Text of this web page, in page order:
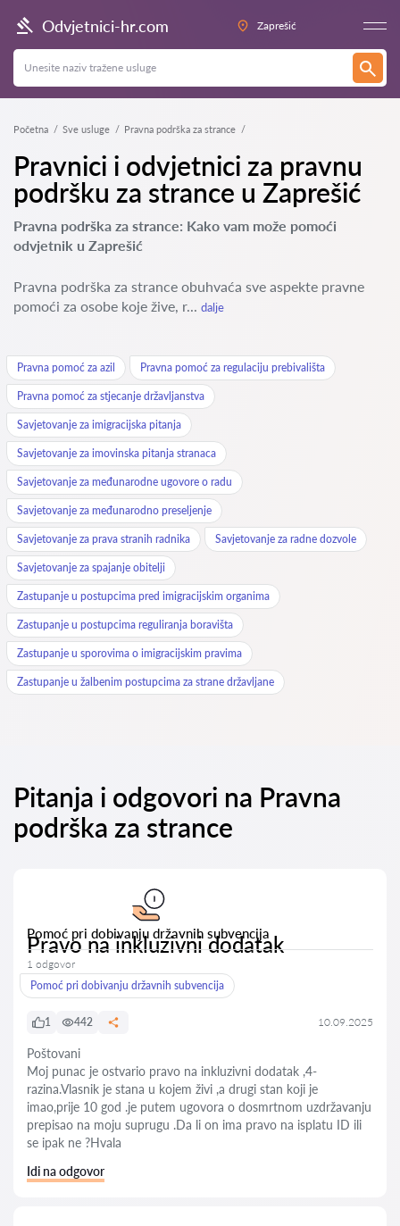
Odvjetnici-hr.com Zaprešić
Početna Sve usluge Pravna podrška za strance
Pravnici i odvjetnici za pravnu
podršku za strance u Zaprešić
Pravna podrška za strance: Kako vam može pomoći
odvjetnik u Zaprešić
Pravna podrška za strance obuhvaća sve aspekte pravne
pomoći za osobe koje žive, r... dalje
Pravna pomoć za azil Pravna pomoć za regulaciju prebivališta
Pravna pomoć za stjecanje državljanstva
Savjetovanje za imigracijska pitanja
Savjetovanje za imovinska pitanja stranaca
Savjetovanje za međunarodne ugovore o radu
Savjetovanje za međunarodno preseljenje
Savjetovanje za prava stranih radnika Savjetovanje za radne dozvole
Savjetovanje za spajanje obitelji
Zastupanje u postupcima pred imigracijskim organima
Zastupanje u postupcima reguliranja boravišta
Zastupanje u sporovima o imigracijskim pravima
Zastupanje u žalbenim postupcima za strane državljane
Pitanja i odgovori na Pravna
podrška za strance
Pomoć pri dobivanju državnih subvencija
Pravo na inkluzivni dodatak
1 odgovor
Pomoć pri dobivanju državnih subvencija
1 442 10.09.2025
Poštovani
Moj punac je ostvario pravo na inkluzivni dodatak ,4-
razina.Vlasnik je stana u kojem živi ,a drugi stan koji je
imao,prije 10 god .je putem ugovora o dosmrtnom uzdržavanju
prepisao na moju suprugu .Da li on ima pravo na isplatu ID ili
se ipak ne ?Hvala
Idi na odgovor